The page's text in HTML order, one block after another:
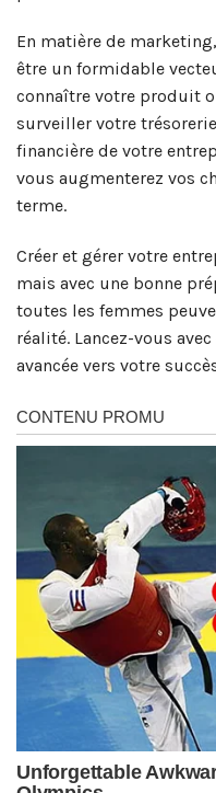
En matière de
être un formidable
connaître votre produit
surveiller votre
financière de votre
vous augmenterez vos
terme.
Créer et gérer votre
mais avec une bonne
toutes les femmes
réalité. Lancez-vous
avancée vers votre